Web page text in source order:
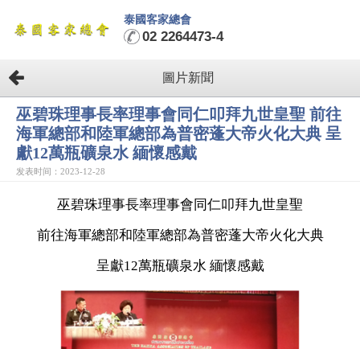
泰國客家總會
02 2264473-4
圖片新聞
巫碧珠理事長率理事會同仁叩拜九世皇聖 前往
海軍總部和陸軍總部為普密蓬大帝火化大典 呈
獻12萬瓶礦泉水 緬懷感戴
发表时间：2023-12-28
巫碧珠理事長率理事會同仁叩拜九世皇聖
前往海軍總部和陸軍總部為普密蓬大帝火化大典
呈獻12萬瓶礦泉水 緬懷感戴